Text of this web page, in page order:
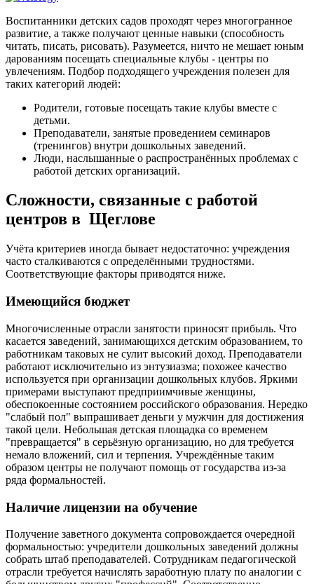
Воспитанники детских садов проходят через многогранное
развитие, а также получают ценные навыки (способность
читать, писать, рисовать). Разумеется, ничто не мешает юным
дарованиям посещать специальные клубы - центры по
увлечениям. Подбор подходящего учреждения полезен для
таких категорий людей:
Родители, готовые посещать такие клубы вместе с
детьми.
Преподаватели, занятые проведением семинаров
(тренингов) внутри дошкольных заведений.
Люди, наслышанные о распространённых проблемах с
работой детских организаций.
Сложности, связанные с работой
центров в Щеглове
Учёта критериев иногда бывает недостаточно: учреждения
часто сталкиваются с определёнными трудностями.
Соответствующие факторы приводятся ниже.
Имеющийся бюджет
Многочисленные отрасли занятости приносят прибыль. Что
касается заведений, занимающихся детским образованием, то
работникам таковых не сулит высокий доход. Преподаватели
работают исключительно из энтузиазма; похожее качество
используется при организации дошкольных клубов. Яркими
примерами выступают предприимчивые женщины,
обеспокоенные состоянием российского образования. Нередко
"слабый пол" выпрашивает деньги у мужчин для достижения
такой цели. Небольшая детская площадка со временем
"превращается" в серьёзную организацию, но для требуется
немало вложений, сил и терпения. Учреждённые таким
образом центры не получают помощь от государства из-за
ряда формальностей.
Наличие лицензии на обучение
Получение заветного документа сопровождается очередной
формальностью: учредители дошкольных заведений должны
собрать штаб преподавателей. Сотрудникам педагогической
отрасли требуется начислять заработную плату по аналогии с